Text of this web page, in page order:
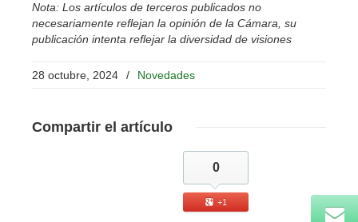
Nota: Los artículos de terceros publicados no
necesariamente reflejan la opinión de la Cámara, su
publicación intenta reflejar la diversidad de visiones
28 octubre, 2024 / Novedades
Compartir el artículo
0
+1